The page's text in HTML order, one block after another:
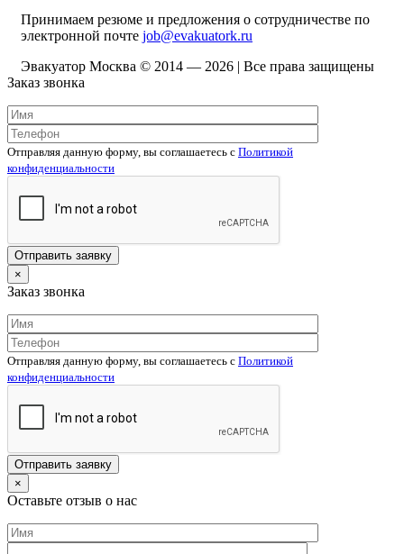
Принимаем резюме и предложения о сотрудничестве по
электронной почте job@evakuatork.ru
Эвакуатор Москва © 2014 — 2026 | Все права защищены
Заказ звонка
Отправляя данную форму, вы соглашаетесь c Политикой
конфиденциальности
×
Заказ звонка
Отправляя данную форму, вы соглашаетесь c Политикой
конфиденциальности
×
Оставьте отзыв о нас